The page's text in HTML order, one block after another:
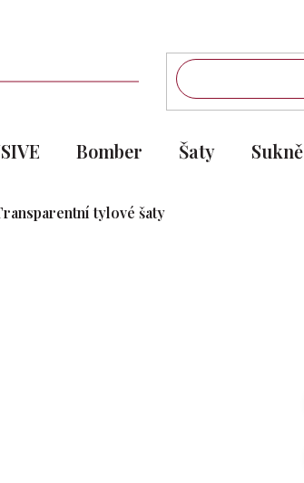
Bomber Šaty Sukně
tylové šaty